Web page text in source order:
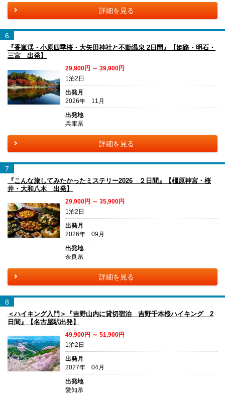
詳細を見る
6
『香嵐渓・小原四季桜・大矢田神社と不動温泉 2日間』【姫路・明石・
三宮 出発】
29,900円 ～ 39,900円
1泊2日
出発月
2026年 11月
出発地
兵庫県
詳細を見る
7
『こんな旅してみたかったミステリー2026 ２日間』【橿原神宮・桜
井・大和八木 出発】
29,900円 ～ 35,900円
1泊2日
出発月
2026年 09月
出発地
奈良県
詳細を見る
8
＜ハイキング入門＞『吉野山内に貸切宿泊 吉野千本桜ハイキング 2
日間』【名古屋駅出発】
49,900円 ～ 51,900円
1泊2日
出発月
2027年 04月
出発地
愛知県